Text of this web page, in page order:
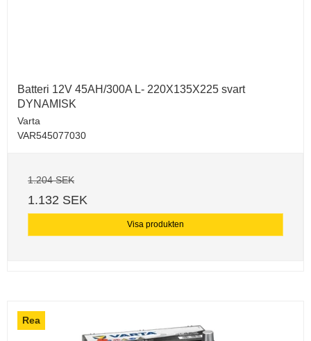
Batteri 12V 45AH/300A L- 220X135X225 svart
DYNAMISK
Varta
VAR545077030
1.204 SEK
1.132 SEK
Visa produkten
Rea